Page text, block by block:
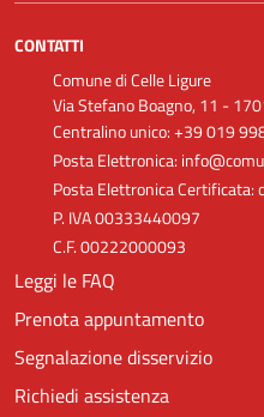
CONTATTI
Comune di Celle Ligure
Via Stefano Boagno, 11 -
Centralino unico: +39 019
Posta Elettronica:
Posta Elettronica Certificata:
P. IVA 00333440097
C.F. 00222000093
Leggi le FAQ
Prenota appuntamento
Segnalazione disservizio
Richiedi assistenza